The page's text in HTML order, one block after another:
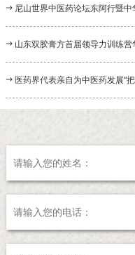
开 尼山世界中医药论坛东阿行暨
开 山东双胶膏方首届领导力训练营
医药界代表亲自为中医药发展“